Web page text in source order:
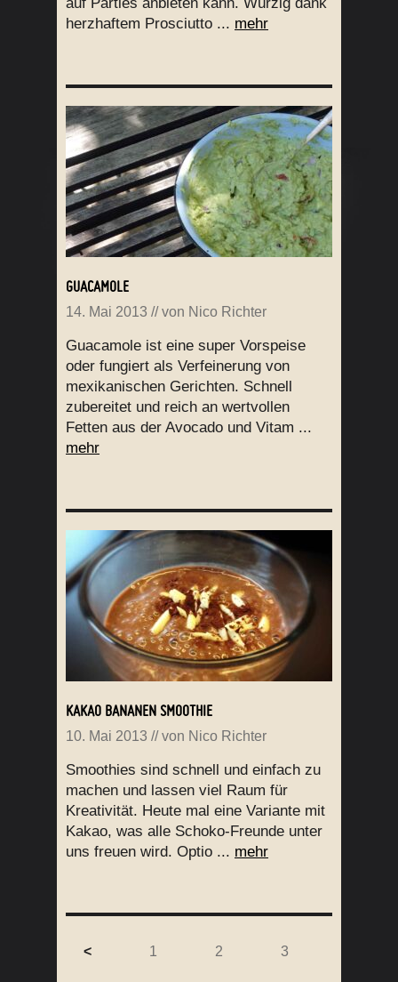
herzhaftem Prosciutto ... mehr
GUACAMOLE
14. Mai 2013 // von Nico Richter
Guacamole ist eine super Vorspeise
oder fungiert als Verfeinerung von
mexikanischen Gerichten. Schnell
zubereitet und reich an wertvollen
Fetten aus der Avocado und Vitam ...
mehr
KAKAO BANANEN SMOOTHIE
10. Mai 2013 // von Nico Richter
Smoothies sind schnell und einfach zu
machen und lassen viel Raum für
Kreativität. Heute mal eine Variante mit
Kakao, was alle Schoko-Freunde unter
uns freuen wird. Optio ... mehr
< 1 2 3